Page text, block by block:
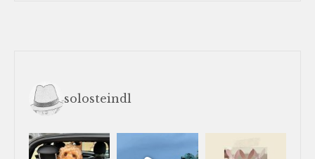
solosteindl